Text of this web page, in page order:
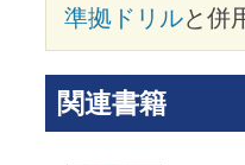
準拠ドリルと併
関連書籍